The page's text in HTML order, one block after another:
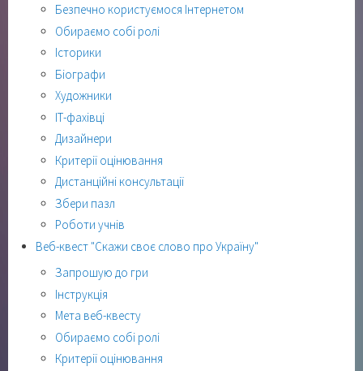
Безпечно користуємося Інтернетом
Обираємо собі ролі
Історики
Біографи
Художники
ІТ-фахівці
Дизайнери
Критерії оцінювання
Дистанційні консультації
Збери пазл
Роботи учнів
Веб-квест "Скажи своє слово про Україну"
Запрошую до гри
Інструкція
Мета веб-квесту
Обираємо собі ролі
Критерії оцінювання